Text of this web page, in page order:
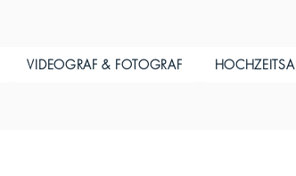
VIDEOGRAF & FOTOGRAF